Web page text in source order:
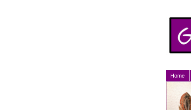
Home